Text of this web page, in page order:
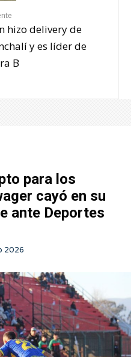
hizo delivery de
y es líder de
B
para los
cayó en su
ante Deportes
2026